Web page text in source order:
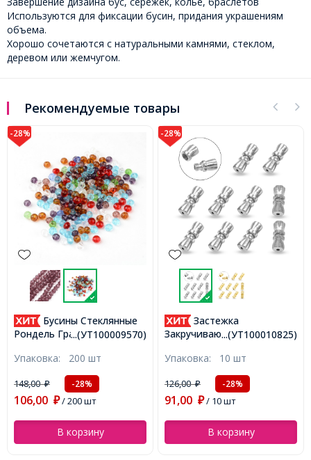
Используются для фиксации бусин, придания украшениям
объема.
Хорошо сочетаются с натуральными камнями, стеклом,
деревом или жемчугом.
Рекомендуемые товары
-28%
...(УТ100009570)
Бусины Стеклянные
Рондель Граненые
Отверстие 1мм, 200шт/
упаковка, (УТ100009570)
Упаковка: 200 шт
148,00₽ -28%
106,00 ₽/ 200 шт
В корзину
-28%
...(УТ100010825)
Застежка
Закручивающаяся, Латунь,
12х5мм, Отверстие 0.5мм,
(УТ100010825)
Упаковка: 10 шт
126,00₽ -28%
91,00 ₽/ 10 шт
В корзину